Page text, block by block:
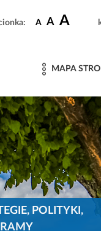
A A A
MAPA
POLITYKI,